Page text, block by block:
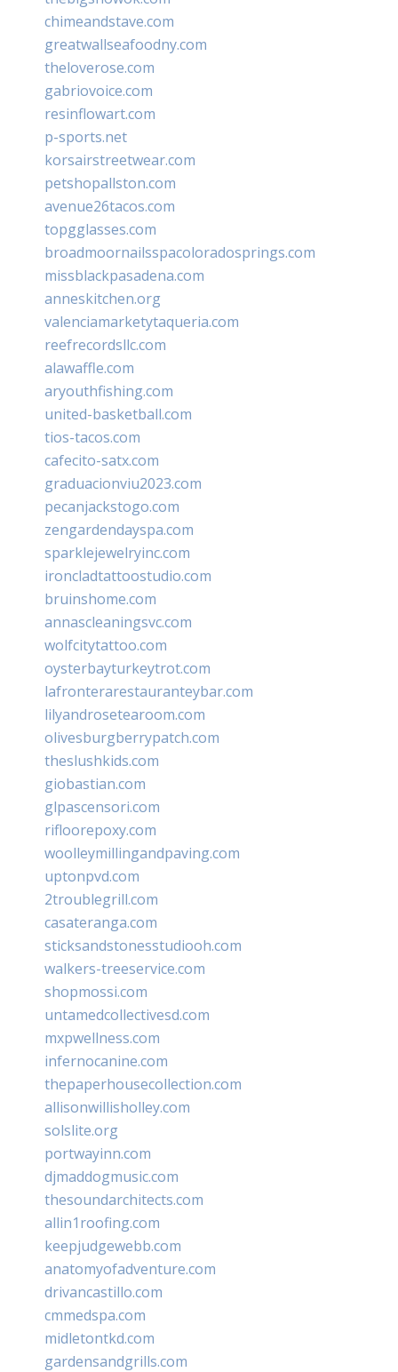
chimeandstave.com
greatwallseafoodny.com
theloverose.com
gabriovoice.com
resinflowart.com
p-sports.net
korsairstreetwear.com
petshopallston.com
avenue26tacos.com
topgglasses.com
broadmoornailsspacoloradosprings.com
missblackpasadena.com
anneskitchen.org
valenciamarketytaqueria.com
reefrecordsllc.com
alawaffle.com
aryouthfishing.com
united-basketball.com
tios-tacos.com
cafecito-satx.com
graduacionviu2023.com
pecanjackstogo.com
zengardendayspa.com
sparklejewelryinc.com
ironcladtattoostudio.com
bruinshome.com
annascleaningsvc.com
wolfcitytattoo.com
oysterbayturkeytrot.com
lafronterarestauranteybar.com
lilyandrosetearoom.com
olivesburgberrypatch.com
theslushkids.com
giobastian.com
glpascensori.com
rifloorepoxy.com
woolleymillingandpaving.com
uptonpvd.com
2troublegrill.com
casateranga.com
sticksandstonesstudiooh.com
walkers-treeservice.com
shopmossi.com
untamedcollectivesd.com
mxpwellness.com
infernocanine.com
thepaperhousecollection.com
allisonwillisholley.com
solslite.org
portwayinn.com
djmaddogmusic.com
thesoundarchitects.com
allin1roofing.com
keepjudgewebb.com
anatomyofadventure.com
drivancastillo.com
cmmedspa.com
midletontkd.com
gardensandgrills.com